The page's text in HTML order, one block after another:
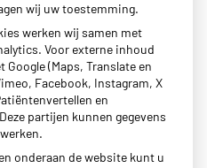
Zoeken
ziekte en gezondheid
wij uw toestemming.
werken wij samen met
Voor externe inhoud
(Maps, Translate en
Facebook, Instagram, X
en
partijen kunnen gegevens
onderaan de website kunt u